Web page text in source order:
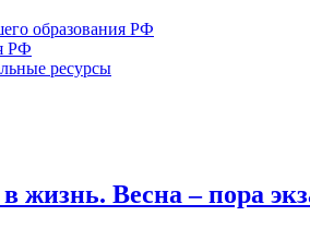
образования РФ
РФ
ресурсы
жизнь. Весна – пора